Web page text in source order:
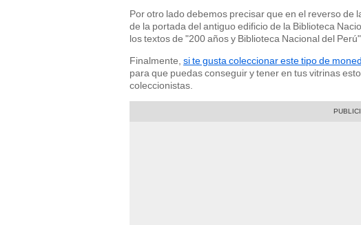
Por otro lado debemos precisar que en el reverso de
de la portada del antiguo edificio de la Biblioteca
los textos de "200 años y Biblioteca Nacional del Perú".
Finalmente, si te gusta coleccionar este tipo de
para que puedas conseguir y tener en tus vitrinas
coleccionistas.